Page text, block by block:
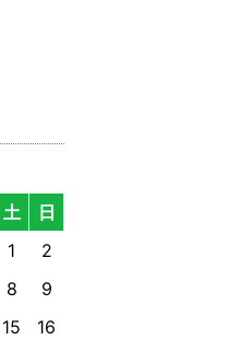
土
日
1
2
8
9
15
16